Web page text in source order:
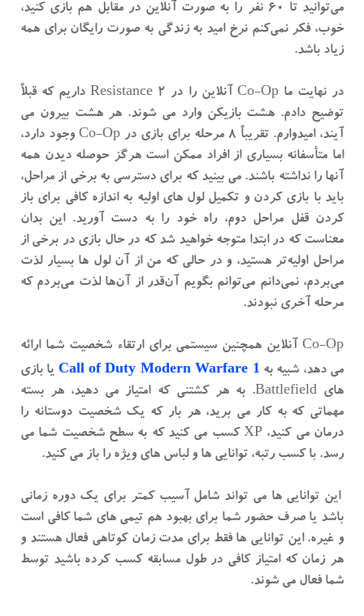
می‌توانید تا 60 نفر را به صورت آنلاین در مقابل هم بازی کنید،
خوب، فکر نمی‌کنم نرخ امید به زندگی به صورت رایگان برای همه
زیاد باشد.
در نهایت ما Co-Op آنلاین را در Resistance 2 داریم که قبلاً
توضیح دادم. هشت بازیکن وارد می شوند. هر هشت بیرون می
آیند، امیدوارم. تقریباً 8 مرحله برای بازی در Co-Op وجود دارد،
اما متأسفانه بسیاری از افراد ممکن است هرگز حوصله دیدن همه
آنها را نداشته باشند. می بینید که برای دسترسی به برخی از مراحل،
باید با بازی کردن و تکمیل لول های اولیه به اندازه کافی برای باز
کردن قفل مراحل دوم، راه خود را به دست آورید. این بدان
معناست که در ابتدا متوجه خواهید شد که در حال بازی در برخی از
مراحل اولیه‌تر هستید، و در حالی که من از آن لول ها بسیار لذت
می‌بردم، نمی‌دانم می‌توانم بگویم آن‌قدر از آن‌ها لذت می‌بردم که
مرحله آخری نبودند.
Co-Op آنلاین همچنین سیستمی برای ارتقاء شخصیت شما ارائه
می دهد، شبیه به Call of Duty Modern Warfare 1 یا بازی
های Battlefield. به هر کشتنی که امتیاز می دهید، هر بسته
مهماتی که به کار می برید، هر بار که یک شخصیت دوستانه را
درمان می کنید، XP کسب می کنید که به سطح شخصیت شما می
رسد. با کسب رتبه، توانایی ها و لباس های ویژه را باز می کنید.
این توانایی ها می تواند شامل آسیب کمتر برای یک دوره زمانی
باشد یا صرف حضور شما برای بهبود هم تیمی های شما کافی است
و غیره. این توانایی ها فقط برای مدت زمان کوتاهی فعال هستند و
هر زمان که امتیاز کافی در طول مسابقه کسب کرده باشید توسط
شما فعال می شوند.